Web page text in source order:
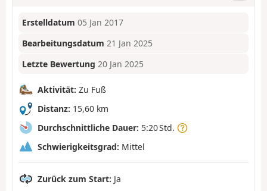
Erstelldatum 05 Jan 2017
Bearbeitungsdatum 21 Jan 2025
Letzte Bewertung 20 Jan 2025
Aktivität: Zu Fuß
Distanz: 15,60 km
Durchschnittliche Dauer: 5:20 Std.
Schwierigkeitsgrad: Mittel
Zurück zum Start: Ja